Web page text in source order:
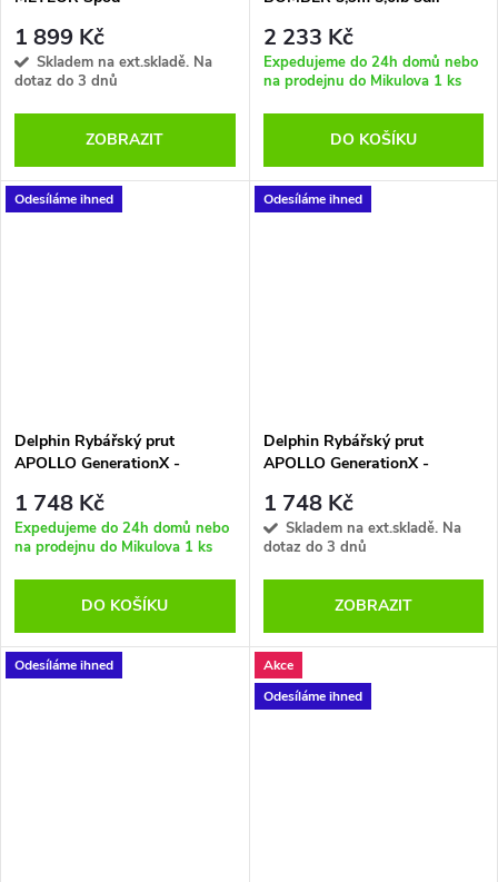
1 899 Kč
Skladem na ext.skladě. Na
dotaz do 3 dnů
ZOBRAZIT
2 233 Kč
Expedujeme do 24h domů nebo
na prodejnu do Mikulova 1 ks
DO KOŠÍKU
Odesíláme ihned
Delphin Rybářský prut
APOLLO GenerationX -
1 748 Kč
Expedujeme do 24h domů nebo
na prodejnu do Mikulova 1 ks
DO KOŠÍKU
Odesíláme ihned
Delphin Rybářský prut
APOLLO GenerationX -
1 748 Kč
Skladem na ext.skladě. Na
dotaz do 3 dnů
ZOBRAZIT
Odesíláme ihned
Akce
Odesíláme ihned